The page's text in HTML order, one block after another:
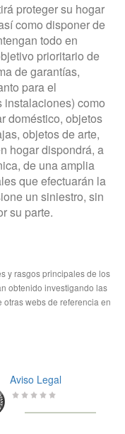
proteger su hogar
como disponer de
todo en
prioritario de
de garantías,
para el
como
doméstico, objetos
objetos de arte,
hogar dispondrá, a
de una amplia
que efectuarán la
un siniestro, sin
su parte.
y rasgos principales de los
obtenido investigando las
webs de referencia en
Aviso Legal